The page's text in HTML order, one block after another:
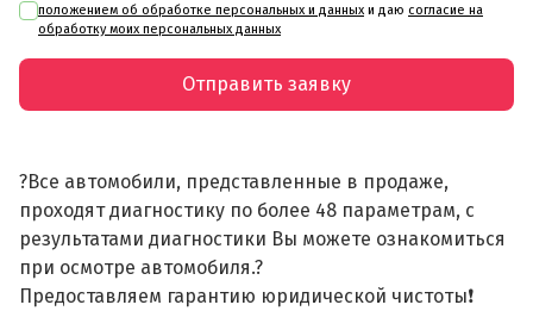
положением об обработке персональных и данных и даю согласие на
обработку моих персональных данных
Отправить заявку
?Все автомобили, представленные в продаже,
проходят диагностику по более 48 параметрам, с
результатами диагностики Вы можете ознакомиться
при осмотре автомобиля.?
Предоставляем гарантию юридической чистоты❗